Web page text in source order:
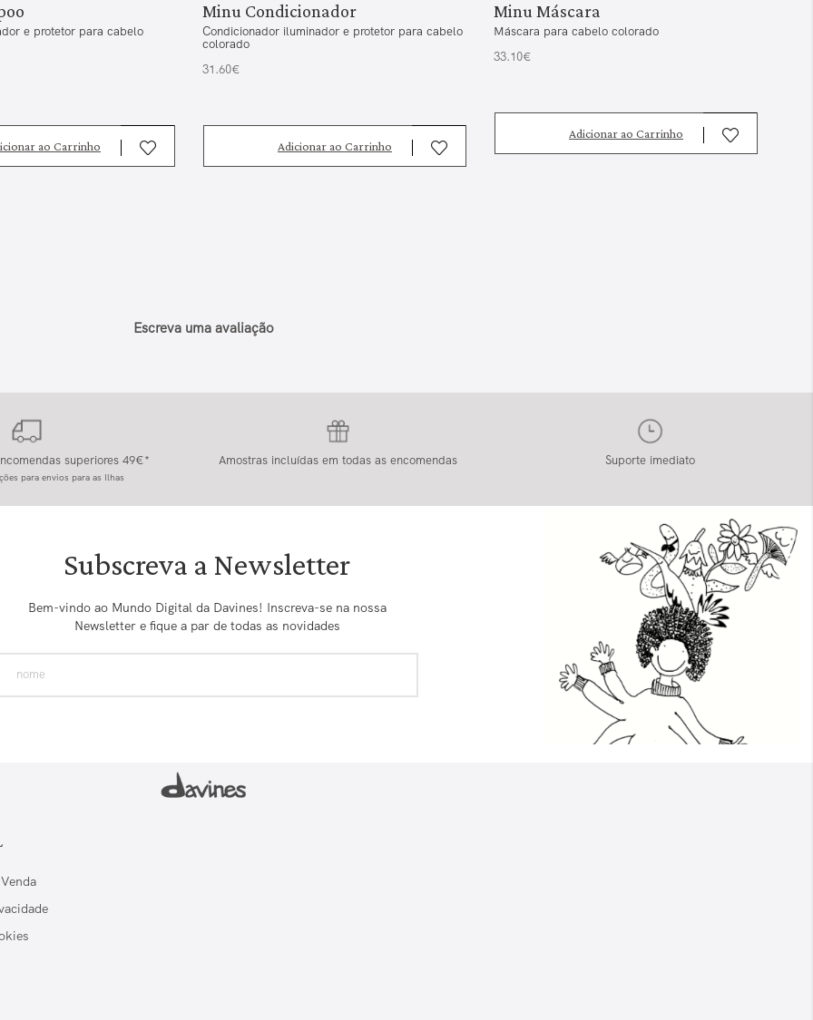
e protetor para cabelo
ao Carrinho
Minu Condicionador
Condicionador iluminador e protetor para cabelo
colorado
31.60€
Adicionar ao Carrinho
Minu Máscara
Máscara para cabelo colorado
33.10€
Adicionar ao Carrinho
Escreva uma avaliação
superiores 49€*
para envios para as Ilhas
Amostras incluídas em todas as encomendas Suporte imediato
Subscreva a Newsletter
Bem-vindo ao Mundo Digital da Davines! Inscreva-se na nossa
Newsletter e fique a par de todas as novidades